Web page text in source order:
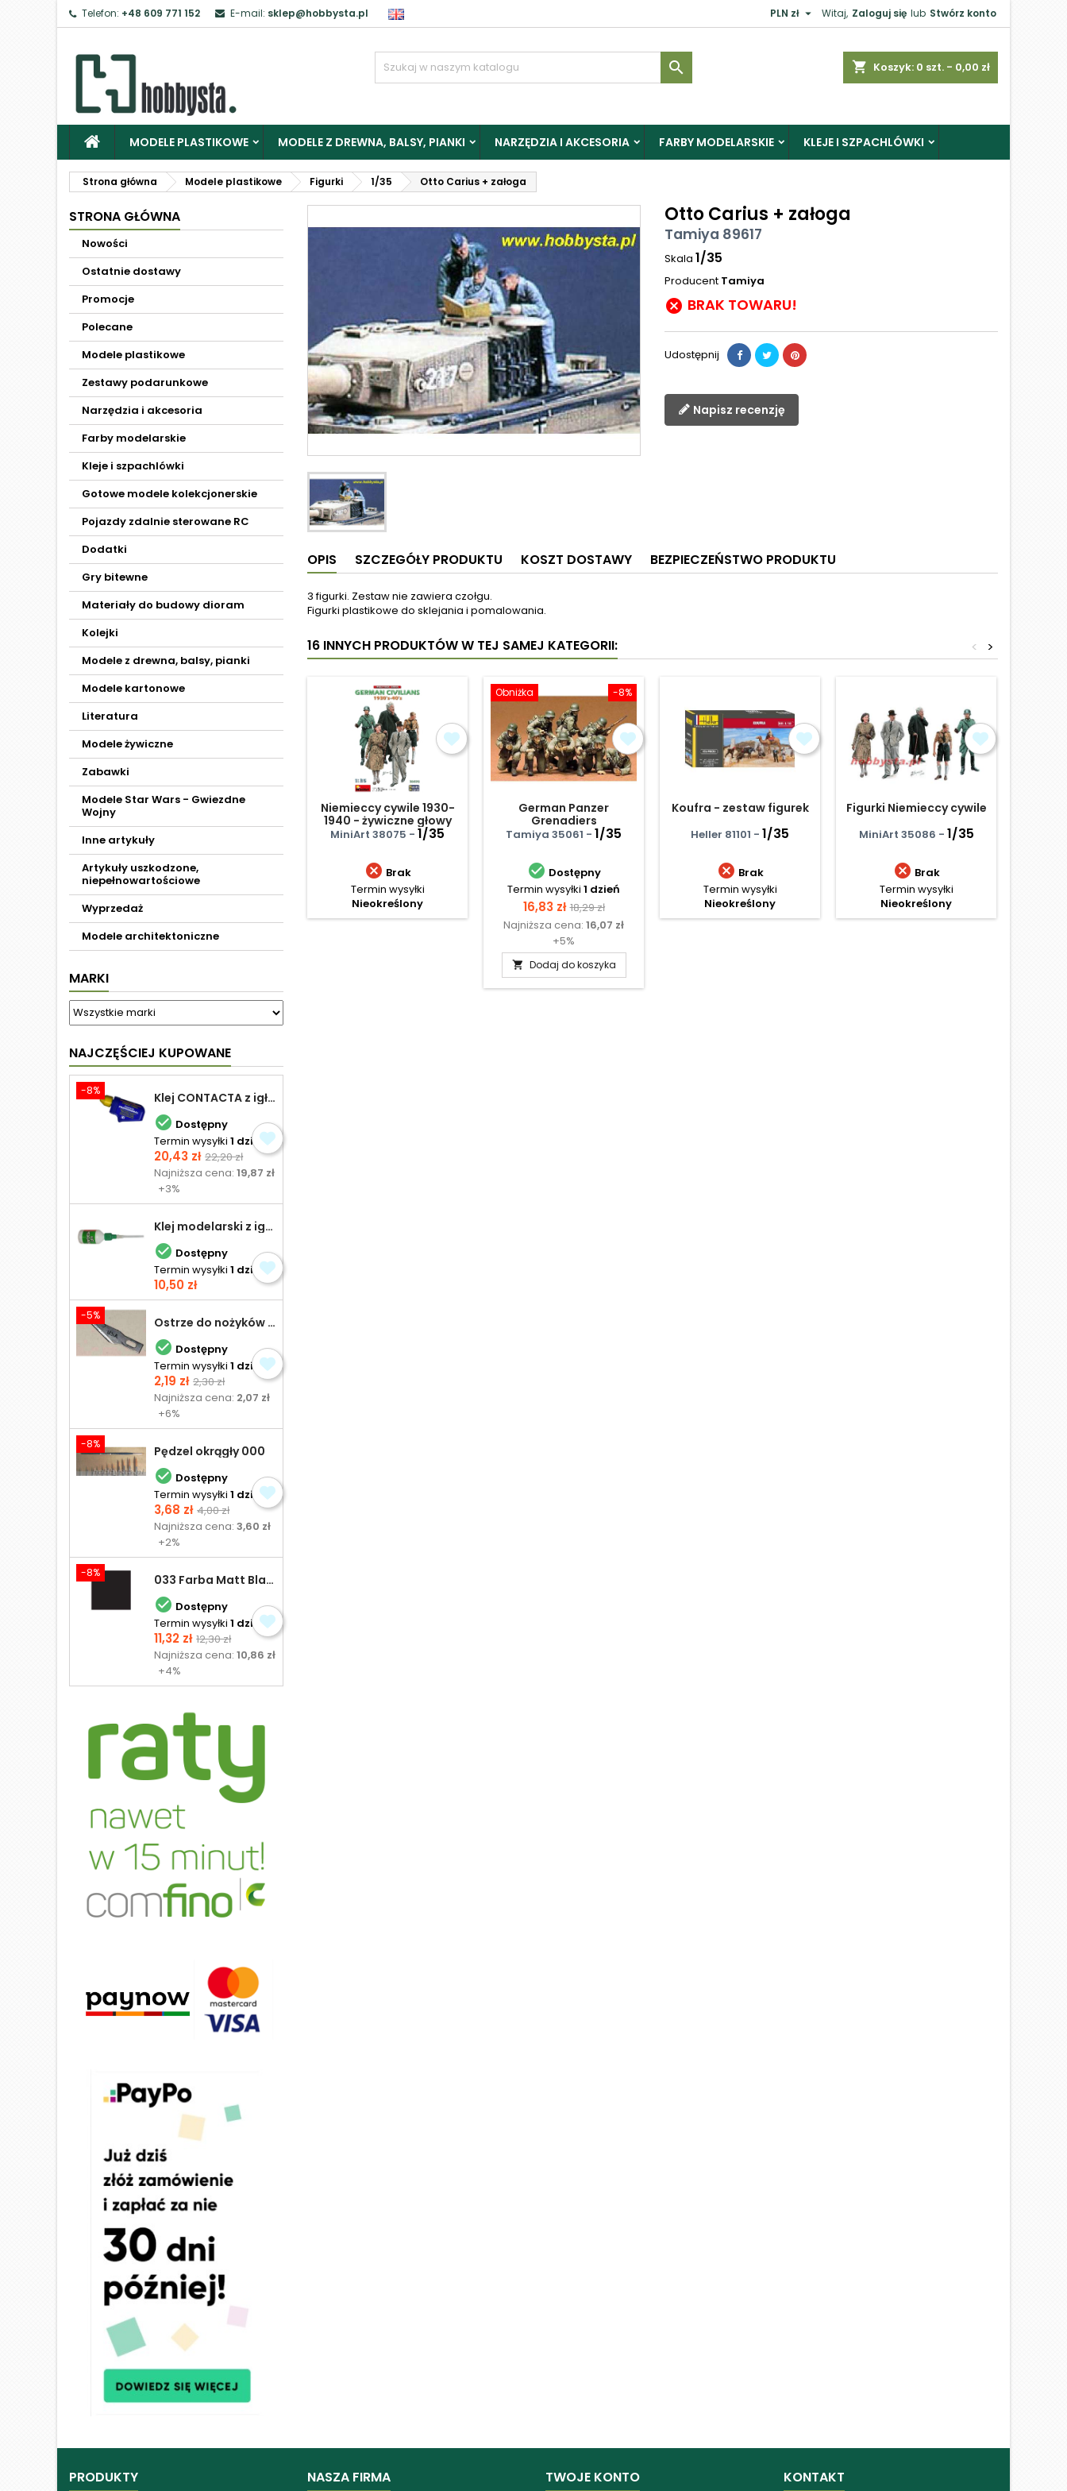
Telefon: +48 609 771 152 E-mail: sklep@hobbysta.pl Witaj, Zaloguj się lub Stwórz konto
PLN zł 
shopping_cart Koszyk: 0 szt. - 0,00 zł

MODELE PLASTIKOWE MODELE Z DREWNA, BALSY, PIANKI NARZĘDZIA I AKCESORIA FARBY MODELARSKIE KLEJE I SZPACHLÓWKI
Strona główna Modele plastikowe Figurki 1/35 Otto Carius + załoga
STRONA GŁÓWNA
Nowości
Ostatnie dostawy
Promocje
Polecane
Modele plastikowe
Zestawy podarunkowe
Narzędzia i akcesoria
Farby modelarskie
Kleje i szpachlówki
Gotowe modele kolekcjonerskie
Pojazdy zdalnie sterowane RC
Dodatki
Gry bitewne
Materiały do budowy dioram
Kolejki
Modele z drewna, balsy, pianki
Modele kartonowe
Literatura
Modele żywiczne
Zabawki
Modele Star Wars - Gwiezdne
Wojny
Inne artykuły
Artykuły uszkodzone,
niepełnowartościowe
Wyprzedaż
Modele architektoniczne
MARKI
NAJCZĘŚCIEJ KUPOWANE
-8% Klej CONTACTA z igłą do plastiku 25,0 g
 Dostępny
Termin wysyłki 1 dzień
Cena
20,43 zł Cena
podstawowa
22,20 zł
Najniższa cena:19,87 zł
+3%
Klej modelarski z igłą 30 ml
 Dostępny
Termin wysyłki 1 dzień
Cena
10,50 zł
-5% Ostrze do nożyków Excel
 Dostępny
Termin wysyłki 1 dzień
Cena
2,19 zł Cena
podstawowa
2,30 zł
Najniższa cena: 2,07 zł
+6%
-8% Pędzel okrągły 000
 Dostępny
Termin wysyłki 1 dzień
Cena
3,68 zł Cena
podstawowa
4,00 zł
Najniższa cena:3,60 zł
+2%
-8% 033 Farba Matt Black - olejna
 Dostępny
Termin wysyłki 1 dzień
Cena
11,32 zł Cena
podstawowa
12,30 zł
Najniższa cena:10,86 zł
+4%
Otto Carius + załoga
Tamiya 89617
Skala 1/35
Producent Tamiya
 BRAK TOWARU!
Udostępnij
Napisz recenzję
OPIS SZCZEGÓŁY PRODUKTU KOSZT DOSTAWY BEZPIECZEŃSTWO PRODUKTU
3 figurki. Zestaw nie zawiera czołgu.
Figurki plastikowe do sklejania i pomalowania.
16 INNYCH PRODUKTÓW W TEJ SAMEJ KATEGORII: >
<
Niemieccy cywile 1930-
1940 - żywiczne głowy
MiniArt 38075 - 1/35
 Brak
Termin wysyłki
Nieokreślony
-8%
Obniżka
German Panzer
Grenadiers
Tamiya 35061 - 1/35
 Dostępny
Termin wysyłki 1 dzień
Cena
16,83 zł Cena
podstawowa
18,29 zł
Najniższa cena: 16,07 zł
+5%
 Dodaj do koszyka
Koufra - zestaw figurek
Heller 81101 - 1/35
 Brak
Termin wysyłki
Nieokreślony
Figurki Niemieccy cywile
MiniArt 35086 - 1/35
 Brak
Termin wysyłki
Nieokreślony
PRODUKTY NASZA FIRMA TWOJE KONTO KONTAKT